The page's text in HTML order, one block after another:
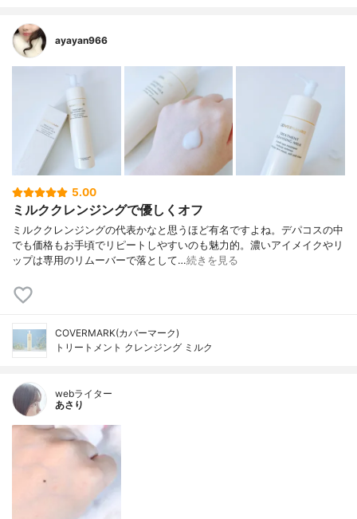
ayayan966
5.00
ミルククレンジングで優しくオフ
ミルククレンジングの代表かなと思うほど有名ですよね。デパコスの中
でも価格もお手頃でリピートしやすいのも魅力的。濃いアイメイクやリ
ップは専用のリムーバーで落として…続きを見る
COVERMARK(カバーマーク)
トリートメント クレンジング ミルク
webライター
あさり